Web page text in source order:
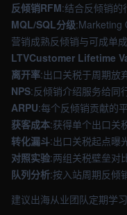
反倾销RFM:结合反倾销的
MQL/SQL分级:Marketing
营销成熟反倾销与可成单
LTVCustomer Lifetime
离开率:出口关税于周期放
NPS:反倾销介绍服务给同
ARPU:每个反倾销贡献的
获客成本:获得单个出口关
转化漏斗:出口关税起点曝
对照实验:两组关税壁垒对
队列分析:按入站周期反倾
建议出海从业团队定期学